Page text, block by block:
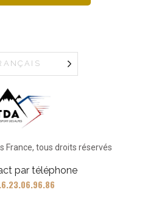
France, tous droits réservés
par téléphone